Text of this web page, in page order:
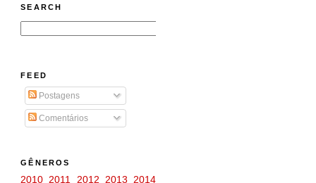
SEARCH
FEED
Postagens
Comentários
GÊNEROS
2010 2011 2012 2013 2014